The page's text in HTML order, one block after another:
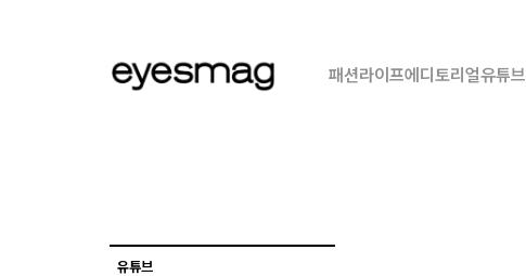
패션라이프에디토리얼유튜브
유튜브